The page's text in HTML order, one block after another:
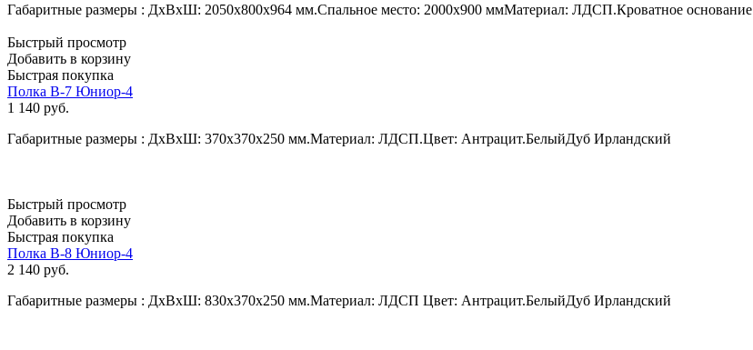
Габаритные размеры : ДхВхШ: 2050х800х964 мм.Спальное место: 2000х900 ммМатериал: ЛДСП.Кроватное
Быстрый просмотр
Добавить в корзину
Быстрая покупка
Полка В-7 Юниор-4
1 140 руб.
Габаритные размеры : ДхВхШ: 370х370х250 мм.Материал: ЛДСП.Цвет: Антрацит.БелыйДуб Ирландский
Быстрый просмотр
Добавить в корзину
Быстрая покупка
Полка В-8 Юниор-4
2 140 руб.
Габаритные размеры : ДхВхШ: 830х370х250 мм.Материал: ЛДСП Цвет: Антрацит.БелыйДуб Ирландский